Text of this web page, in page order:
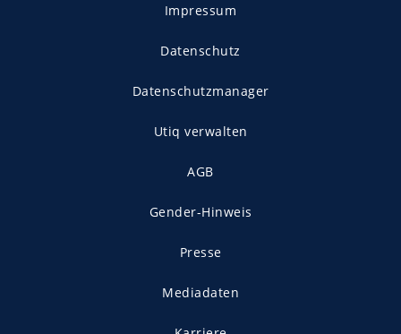
Impressum
Datenschutz
Datenschutzmanager
Utiq verwalten
AGB
Gender-Hinweis
Presse
Mediadaten